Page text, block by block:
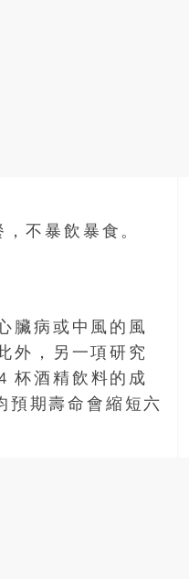
不暴飲暴食。
臟病或中風的風
外，另一項研究
杯酒精飲料的成
預期壽命會縮短六